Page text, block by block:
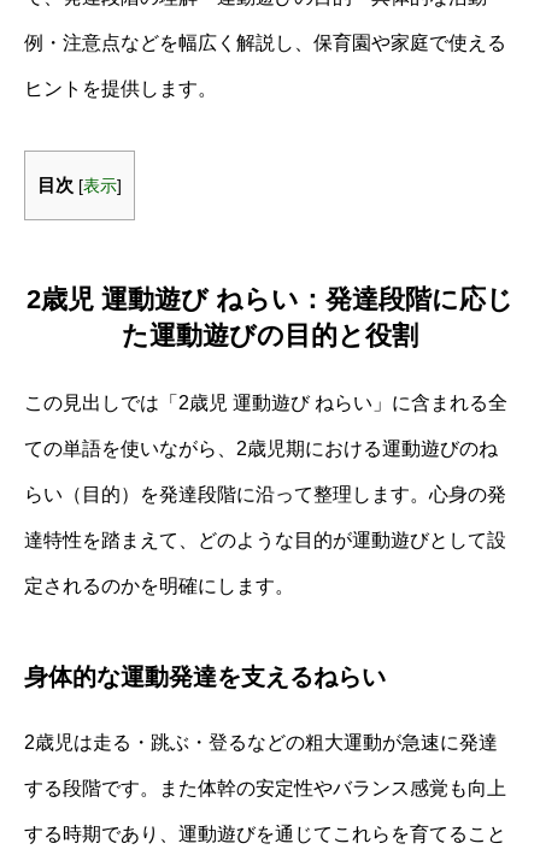
例・注意点などを幅広く解説し、保育園や家庭で使える
ヒントを提供します。
目次 [表示]
2歳児 運動遊び ねらい：発達段階に応じ
た運動遊びの目的と役割
この見出しでは「2歳児 運動遊び ねらい」に含まれる全
ての単語を使いながら、2歳児期における運動遊びのね
らい（目的）を発達段階に沿って整理します。心身の発
達特性を踏まえて、どのような目的が運動遊びとして設
定されるのかを明確にします。
身体的な運動発達を支えるねらい
2歳児は走る・跳ぶ・登るなどの粗大運動が急速に発達
する段階です。また体幹の安定性やバランス感覚も向上
する時期であり、運動遊びを通じてこれらを育てること